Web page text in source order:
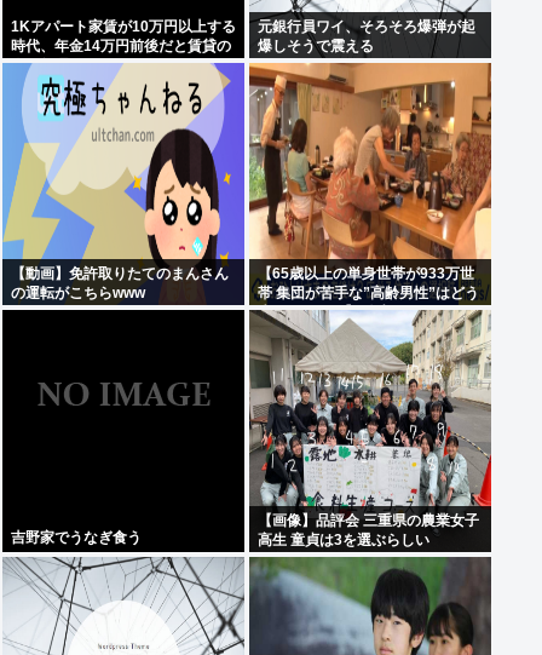
1Kアパート家賃が10万円以上する
時代、年金14万円前後だと賃貸の
人は無理じゃね？
元銀行員ワイ、そろそろ爆弾が起
爆しそうで震える
【動画】免許取りたてのまんさん
の運転がこちらwww
【65歳以上の単身世帯が933万世
帯 集団が苦手な”高齢男性”はどう
生きていく？】孤独死のリスク
も…専門家 「8日以上見つからな
いのも圧倒的に男性」
吉野家でうなぎ食う
【画像】品評会 三重県の農業女子
高生 童貞は3を選ぶらしい